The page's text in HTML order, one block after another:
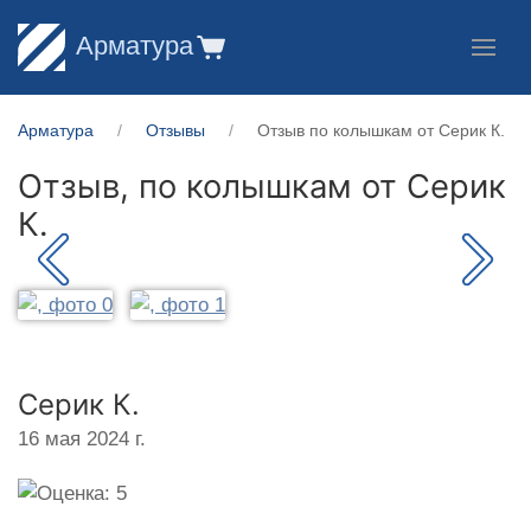
Арматура
Арматура Отзывы Отзыв по колышкам от Серик К.
Отзыв, по колышкам от Серик
К.
Серик К.
16 мая 2024 г.